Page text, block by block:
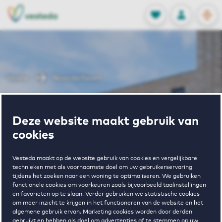
Deze website maakt gebruik van
cookies
Vesteda maakt op de website gebruik van cookies en vergelijkbare
technieken met als voornaamste doel om uw gebruikerservaring
tijdens het zoeken naar een woning te optimaliseren. We gebruiken
functionele cookies om voorkeuren zoals bijvoorbeeld taalinstellingen
en favorieten op te slaan. Verder gebruiken we statistische cookies
om meer inzicht te krijgen in het functioneren van de website en het
algemene gebruik ervan. Marketing cookies worden door derden
FAVORIETEN
Opgeslagen
INLOGGEN
NL
EN
Wonen in
Noorderhaven
2 € 855 - € 1435